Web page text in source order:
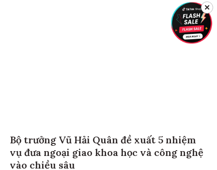
Bộ trưởng Vũ Hải Quân đề xuất 5 nhiệm
vụ đưa ngoại giao khoa học và công nghệ
vào chiều sâu
✕